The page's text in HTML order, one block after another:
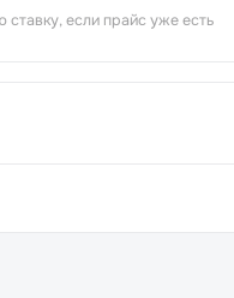
ставку, если прайс уже есть